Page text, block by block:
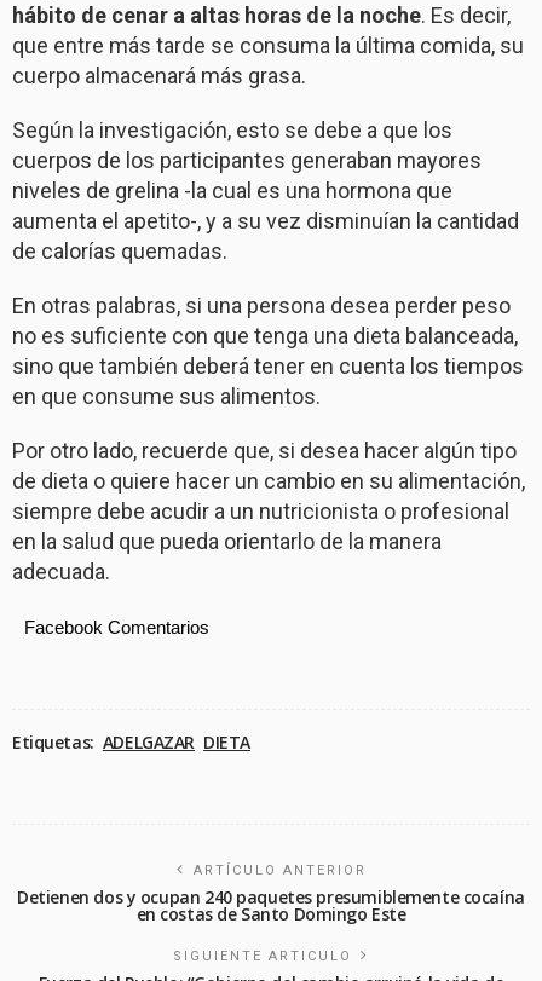
hábito de cenar a altas horas de la noche. Es decir,
que entre más tarde se consuma la última comida, su
cuerpo almacenará más grasa.
Según la investigación, esto se debe a que los
cuerpos de los participantes generaban mayores
niveles de grelina -la cual es una hormona que
aumenta el apetito-, y a su vez disminuían la cantidad
de calorías quemadas.
En otras palabras, si una persona desea perder peso
no es suficiente con que tenga una dieta balanceada,
sino que también deberá tener en cuenta los tiempos
en que consume sus alimentos.
Por otro lado, recuerde que, si desea hacer algún tipo
de dieta o quiere hacer un cambio en su alimentación,
siempre debe acudir a un nutricionista o profesional
en la salud que pueda orientarlo de la manera
adecuada.
Facebook Comentarios
Etiquetas: ADELGAZAR DIETA
ARTÍCULO ANTERIOR
Detienen dos y ocupan 240 paquetes presumiblemente cocaína
en costas de Santo Domingo Este
SIGUIENTE ARTICULO